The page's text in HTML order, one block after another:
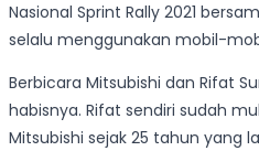
Nasional Sprint Rally 2021
selalu menggunakan mobil-
Berbicara Mitsubishi dan Rifat
habisnya. Rifat sendiri sudah
Mitsubishi sejak 25 tahun yang